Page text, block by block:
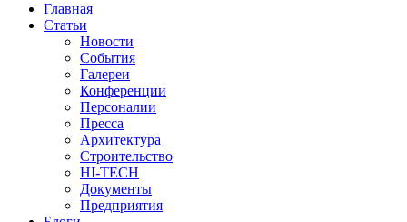
Главная
Статьи
Новости
События
Галереи
Конференции
Персоналии
Пресса
Архитектура
Строительство
HI-TECH
Документы
Предприятия